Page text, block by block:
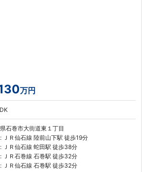
万円
石巻市大街道東１丁目
ＪＲ仙石線 陸前山下駅 徒歩19分
ＪＲ仙石線 蛇田駅 徒歩38分
ＪＲ石巻線 石巻駅 徒歩32分
ＪＲ仙石線 石巻駅 徒歩32分